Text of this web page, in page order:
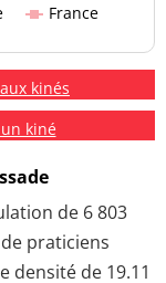
France
kinés
kiné
de 6 803
praticiens
densité de 19.11